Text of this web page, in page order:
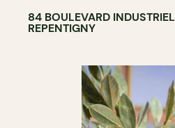
84 BOULEVARD INDUSTRIEL
REPENTIGNY